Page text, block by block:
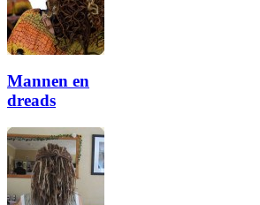
Mannen en
dreads